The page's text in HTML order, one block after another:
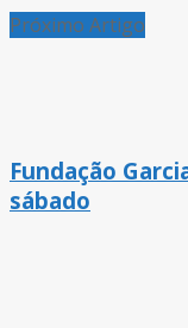
Próximo Artigo
Fundação
sábado